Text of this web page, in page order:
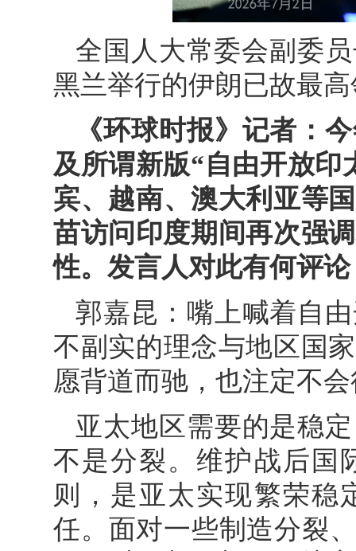
全国人大常委会副委
黑兰举行的伊朗已故最
《环球时报》记者：
及所谓新版“自由开放印
宾、越南、澳大利亚等
苗访问印度期间再次强
性。发言人对此有何评
郭嘉昆：嘴上喊着自
不副实的理念与地区国
愿背道而驰，也注定不
亚太地区需要的是稳
不是分裂。维护战后国
则，是亚太实现繁荣稳
任。面对一些制造分裂